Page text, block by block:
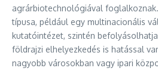
agrárbiotechnológiával
típusa, például egy multinacionális
kutatóintézet, szintén
földrajzi elhelyezkedés is hatással
nagyobb városokban vagy ipari